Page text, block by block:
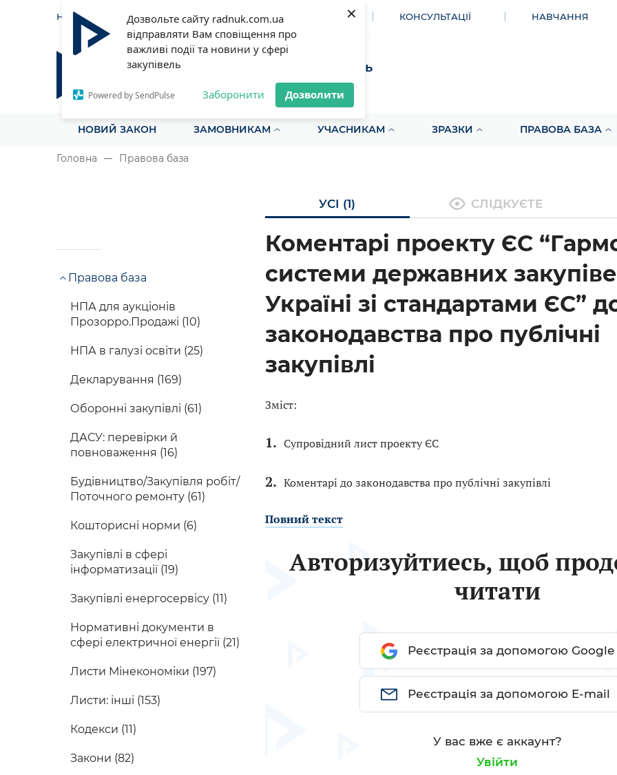
Дозвольте сайту radnuk.com.ua
відправляти Вам сповіщення про
важливі події та новини у сфері
закупівель
Powered by SendPulse Заборонити Дозволити
×
НОВИНИ СТАТТІ ІНСТРУМЕНТИ КОНСУЛЬТАЦІЇ НАВЧАННЯ
Радник у сфері публічних закупівель
Все для закупівель на одному порталі
НОВИЙ ЗАКОН ЗАМОВНИКАМ УЧАСНИКАМ ЗРАЗКИ ПРАВОВА БАЗА
Головна Правова база
УСІ (1) СЛІДКУЄТЕ
Правова база
НПА для аукціонів
Прозорро.Продажі (10)
НПА в галузі освіти (25)
Декларування (169)
Оборонні закупівлі (61)
ДАСУ: перевірки й
повноваження (16)
Будівництво/Закупівля робіт/
Поточного ремонту (61)
Кошторисні норми (6)
Закупівлі в сфері
інформатизації (19)
Закупівлі енергосервісу (11)
Нормативні документи в
сфері електричної енергії (21)
Листи Мінекономіки (197)
Листи: інші (153)
Кодекси (11)
Закони (82)
Коментарі проекту ЄС
системи державних
Україні зі стандартами ЄС”
законодавства про публічні
закупівлі
Зміст:
Супровідний лист проекту ЄС
Коментарі до законодавства про публічні закупівлі
Повний текст
Авторизуйтиесь, щоб
читати
Реєстрація за допомогою Google
Реєстрація за допомогою E-mail
У вас вже є аккаунт?
Увійти